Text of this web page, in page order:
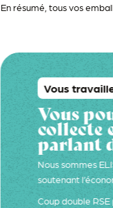
En résumé, tous vos
Vous
Vous
collecte
parlant
Nous sommes
soutenant
Coup double